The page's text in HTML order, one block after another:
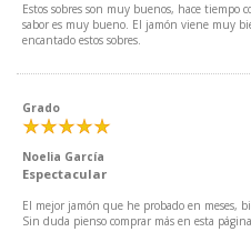
Estos sobres son muy buenos, hace tiempo
sabor es muy bueno. El jamón viene muy
encantado estos sobres.
Grado
Noelia García
Espectacular
El mejor jamón que he probado en meses,
Sin duda pienso comprar más en esta